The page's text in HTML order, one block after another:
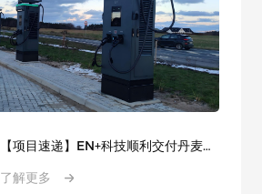
【项目速递】EN+科技顺利交付丹麦直
了解更多